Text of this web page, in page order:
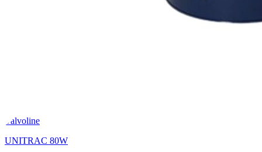
Valvoline
UNITRAC 80W